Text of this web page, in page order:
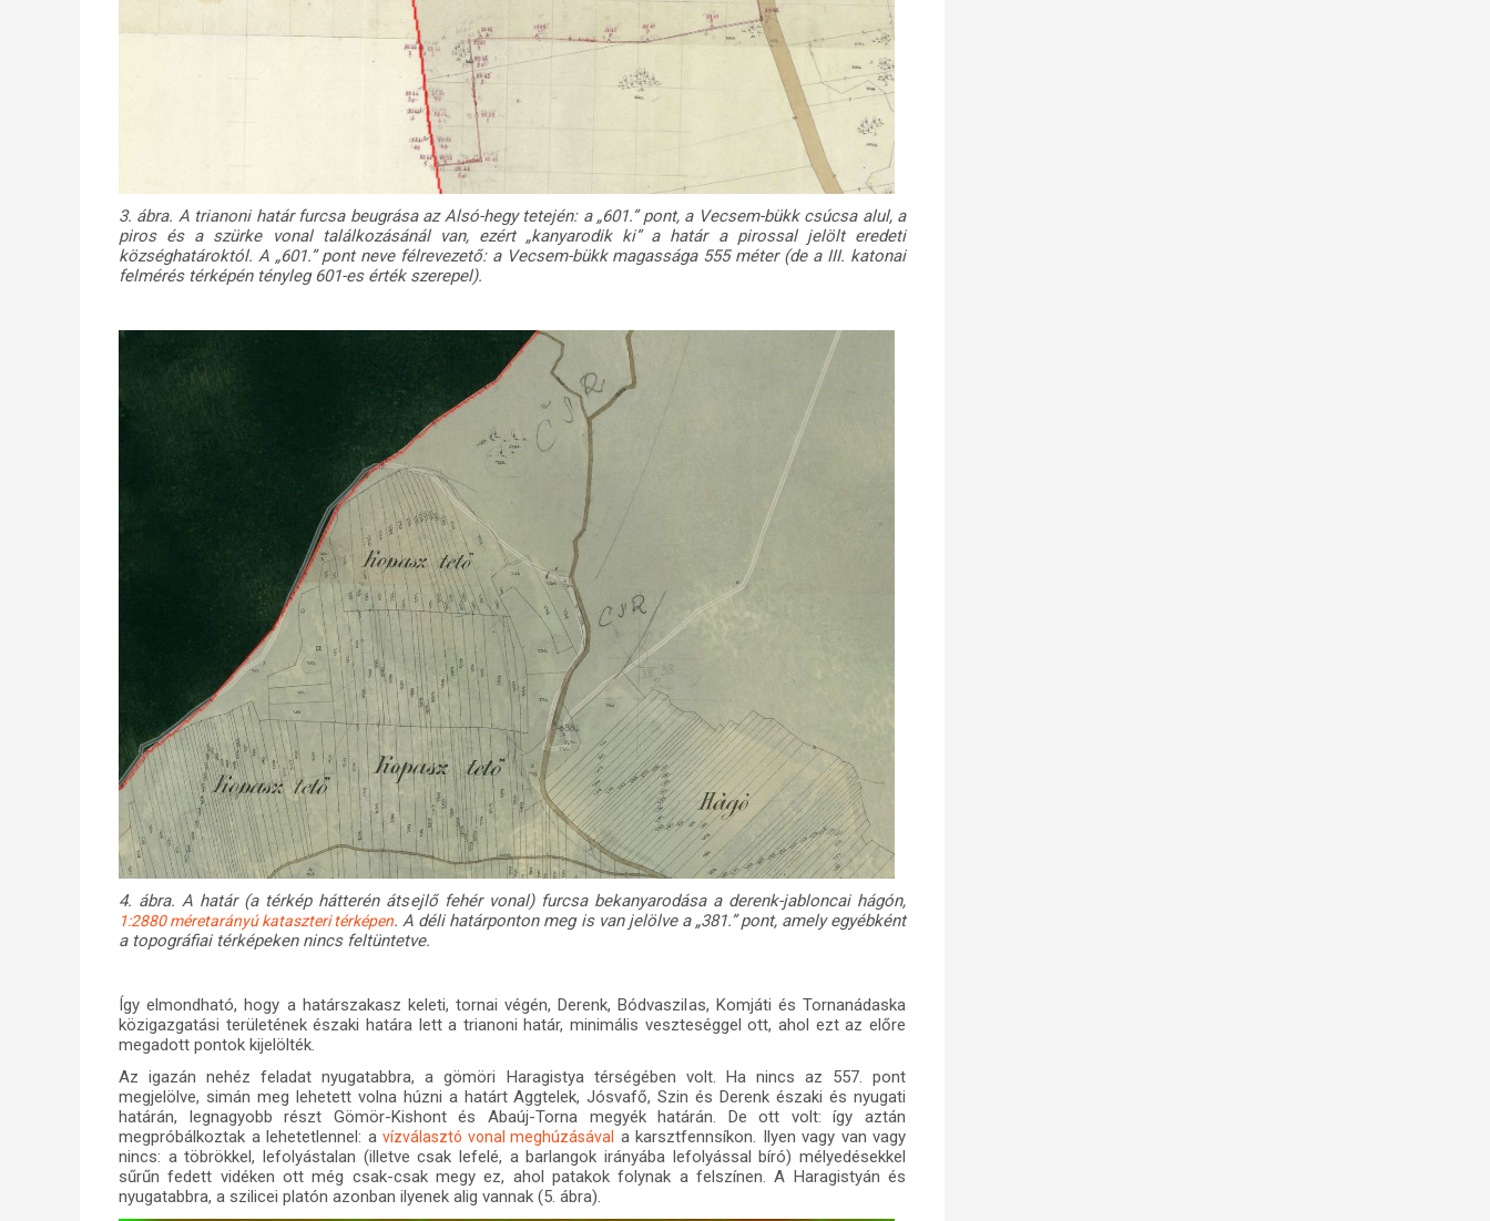
3. ábra. A trianoni határ furcsa beugrása az Alsó-hegy tetején: a „601.” pont, a Vecsem-bükk csúcsa alul, a
piros és a szürke vonal találkozásánál van, ezért „kanyarodik ki” a határ a pirossal jelölt eredeti
községhatároktól. A „601.” pont neve félrevezető: a Vecsem-bükk magassága 555 méter (de a III. katonai
felmérés térképén tényleg 601-es érték szerepel).
4. ábra. A határ (a térkép hátterén átsejlő fehér vonal) furcsa bekanyarodása a derenk-jabloncai hágón,
1:2880 méretarányú kataszteri térképen. A déli határponton meg is van jelölve a „381.” pont, amely egyébként
a topográfiai térképeken nincs feltüntetve.
Így elmondható, hogy a határszakasz keleti, tornai végén, Derenk, Bódvaszilas, Komjáti és Tornanádaska
közigazgatási területének északi határa lett a trianoni határ, minimális veszteséggel ott, ahol ezt az előre
megadott pontok kijelölték.
Az igazán nehéz feladat nyugatabbra, a gömöri Haragistya térségében volt. Ha nincs az 557. pont
megjelölve, simán meg lehetett volna húzni a határt Aggtelek, Jósvafő, Szin és Derenk északi és nyugati
határán, legnagyobb részt Gömör-Kishont és Abaúj-Torna megyék határán. De ott volt: így aztán
megpróbálkoztak a lehetetlennel: a vízválasztó vonal meghúzásával
a karsztfennsíkon. Ilyen vagy van vagy
nincs: a töbrökkel, lefolyástalan (illetve csak lefelé, a barlangok irányába lefolyással bíró) mélyedésekkel
sűrűn fedett vidéken ott még csak-csak megy ez, ahol patakok folynak a felszínen. A Haragistyán és
nyugatabbra, a szilicei platón azonban ilyenek alig vannak (5. ábra).